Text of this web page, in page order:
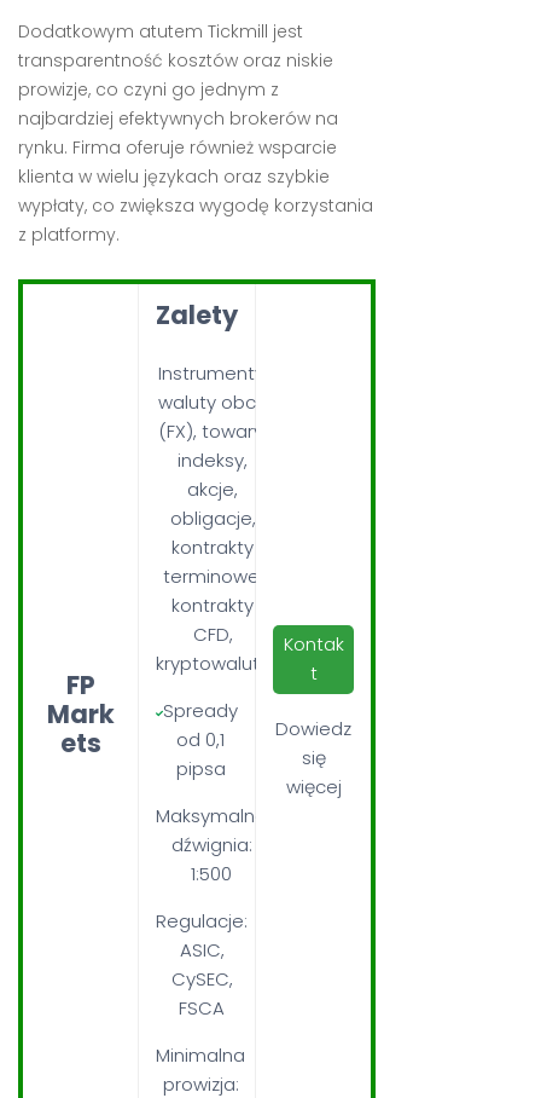
Dodatkowym atutem Tickmill jest
transparentność kosztów oraz niskie
prowizje, co czyni go jednym z
najbardziej efektywnych brokerów na
rynku. Firma oferuje również wsparcie
klienta w wielu językach oraz szybkie
wypłaty, co zwiększa wygodę korzystania
z platformy.
FP
Mark
ets
Zalety
Instrumenty:
waluty obce
(FX), towary,
indeksy,
akcje,
obligacje,
kontrakty
terminowe,
kontrakty
CFD,
kryptowaluty
Spready
od 0,1
pipsa
Maksymalna
dźwignia:
1:500
Regulacje:
ASIC,
CySEC,
FSCA
Minimalna
prowizja:
Kontak
t
Dowiedz
się
więcej